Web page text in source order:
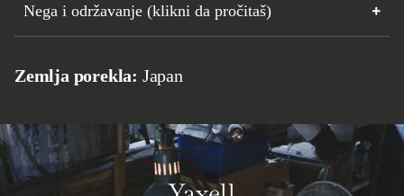
Nega i održavanje (klikni da pročitaš)
Zemlja porekla: Japan